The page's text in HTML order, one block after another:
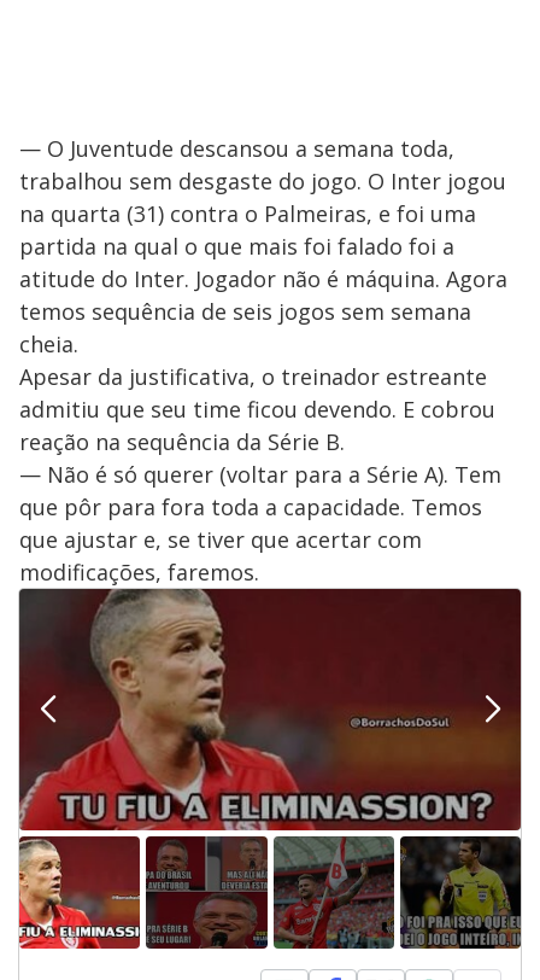
— O Juventude descansou a semana toda,
trabalhou sem desgaste do jogo. O Inter jogou
na quarta (31) contra o Palmeiras, e foi uma
partida na qual o que mais foi falado foi a
atitude do Inter. Jogador não é máquina. Agora
temos sequência de seis jogos sem semana
cheia.
Apesar da justificativa, o treinador estreante
admitiu que seu time ficou devendo. E cobrou
reação na sequência da Série B.
— Não é só querer (voltar para a Série A). Tem
que pôr para fora toda a capacidade. Temos
que ajustar e, se tiver que acertar com
modificações, faremos.